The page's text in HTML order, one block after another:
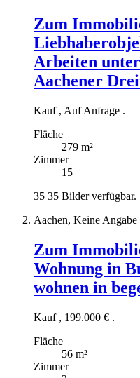
Zum
Arbeiten
Aachener
Kauf , Auf Anfrage .
Fläche
279 m²
Zimmer
15
35 35 Bilder verfügbar.
Aachen, Keine Angabe
Zum
Wohnung in
wohnen in
Kauf , 199.000 € .
Fläche
56 m²
Zimmer